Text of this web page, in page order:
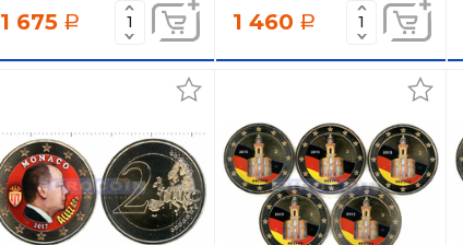
1 675 a 1 460 a